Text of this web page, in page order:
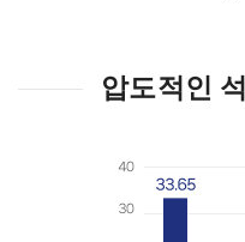
압도적인